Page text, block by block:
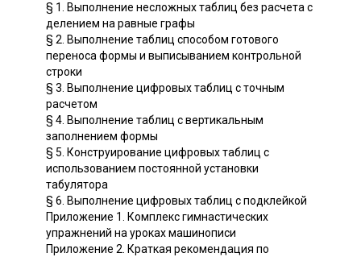
§ 1. Выполнение несложных таблиц без расчета с
делением на равные графы
§ 2. Выполнение таблиц способом готового
переноса формы и выписыванием контрольной
строки
§ 3. Выполнение цифровых таблиц с точным
расчетом
§ 4. Выполнение таблиц с вертикальным
заполнением формы
§ 5. Конструирование цифровых таблиц с
использованием постоянной установки
табулятора
§ 6. Выполнение цифровых таблиц с подклейкой
Приложение 1. Комплекс гимнастических
упражнений на уроках машинописи
Приложение 2. Краткая рекомендация по